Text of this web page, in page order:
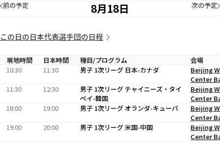
8月18日
前の予定 次の予定
この日の日本代表選手団の日程
現地時間 日本時間 種目/プログラム
会場
10:30
11:30 男子 1次リーグ 日本-カナダ
Beijing
Center
11:30
12:30
男子 1次リーグ チャイニーズ・タイ
ペイ-韓国
Beijing
Center
18:00
19:00 男子 1次リーグ オランダ-キューバ
Beijing
Center
19:00
20:00 男子 1次リーグ 米国-中国
Beijing
Center